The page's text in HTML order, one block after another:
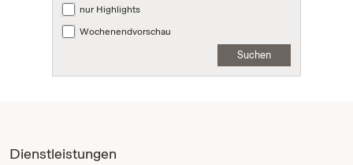
nur Highlights
Wochenendvorschau
Suchen
Dienstleistungen